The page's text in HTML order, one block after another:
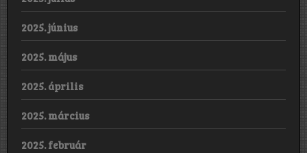
2025. június
2025. május
2025. április
2025. március
2025. február